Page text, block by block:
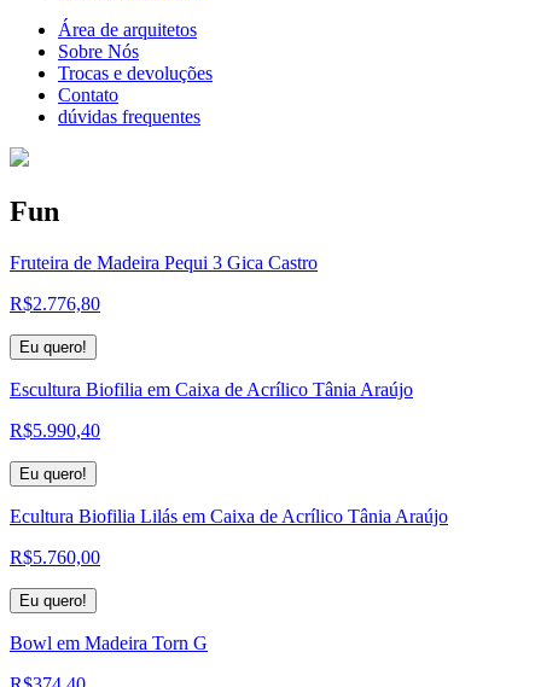
Área de arquitetos
Sobre Nós
Trocas e devoluções
Contato
dúvidas frequentes
Fun
Fruteira de Madeira Pequi 3 Gica Castro
R$2.776,80
Eu quero!
Escultura Biofilia em Caixa de Acrílico Tânia Araújo
R$5.990,40
Eu quero!
Ecultura Biofilia Lilás em Caixa de Acrílico Tânia Araújo
R$5.760,00
Eu quero!
Bowl em Madeira Torn G